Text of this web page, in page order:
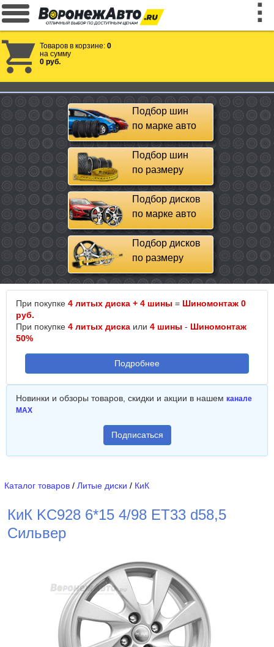
Товаров в корзине: 0
на сумму
0 руб.
Подбор шин
по марке авто
Подбор шин
по размеру
Подбор дисков
по марке авто
Подбор дисков
по размеру
При покупке 4 литых диска + 4 шины = Шиномонтаж 0
руб.
При покупке 4 литых диска или 4 шины - Шиномонтаж
50%
Подробнее
Новинки и обзоры товаров, скидки и акции в нашем канале
MAX
Подписаться
Каталог товаров / Литые диски / КиК
КиК KC928 6*15 4/98 ET33 d58,5
Сильвер